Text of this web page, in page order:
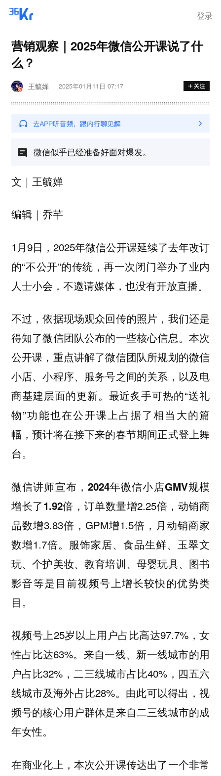
登录
营销观察｜2025年微信公开课说了什
么？
王毓婵 2025年01月11日 07:17
微信似乎已经准备好面对爆发。
文｜王毓婵
编辑｜乔芊
1月9日，2025年微信公开课延续了去年改订
的“不公开”的传统，再一次闭门举办了业内
人士小会，不邀请媒体，也没有开放直播。
不过，依据现场观众回传的照片，我们还是
得知了微信团队公布的一些核心信息。本次
公开课，重点讲解了微信团队所规划的微信
小店、小程序、服务号之间的关系，以及电
商基建层面的更新。最近炙手可热的“送礼
物”功能也在公开课上占据了相当大的篇
幅，预计将在接下来的春节期间正式登上舞
台。
微信讲师宣布， 2024年微信小店GMV规模
增长了1.92倍 ，订单数量增2.25倍，动销商
品数增3.83倍，GPM增1.5倍，月动销商家
数增1.7倍。服饰家居、食品生鲜、玉翠文
玩、个护美妆、教育培训、母婴玩具、图书
影音等是目前视频号上增长较快的优势类
目。
视频号上25岁以上用户占比高达97.7%，女
性占比达63%。来自一线、新一线城市的用
户占比32%，二三线城市占比40%，四五六
线城市及海外占比28%。由此可以得出，视
频号的核心用户群体是来自二三线城市的成
年女性。
在商业化上，本次公开课传达出了一个非常